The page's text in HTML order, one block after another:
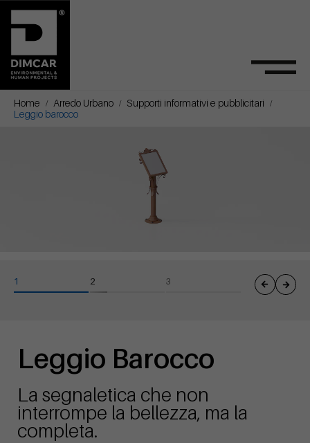
Home Arredo Urbano
Supporti informativi e pubblicitari
Leggio barocco
Leggio Barocco
La segnaletica che non
interrompe la bellezza, ma la
completa.